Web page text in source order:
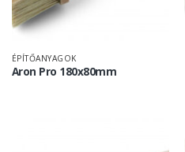
ÉPÍTŐANYAGOK
Aron Pro 180x80mm